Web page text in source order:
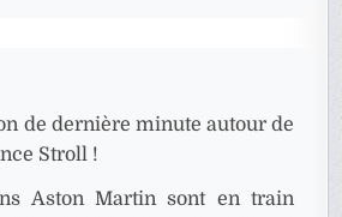
de dernière minute autour de
Stroll !
Aston Martin sont en train